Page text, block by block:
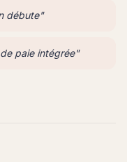
débute"
paie intégrée"